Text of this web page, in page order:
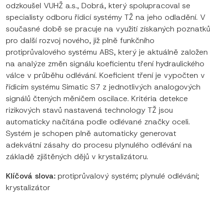
odzkoušel VUHŽ a.s., Dobrá, který spolupracoval se
specialisty odboru řídicí systémy TŽ na jeho odladění. V
současné době se pracuje na využití získaných poznatků
pro další rozvoj nového, již plně funkčního
protiprůvalového systému ABS, který je aktuálně založen
na analýze změn signálu koeficientu tření hydraulického
válce v průběhu odlévání. Koeficient tření je vypočten v
řídicím systému Simatic S7 z jednotlivých analogových
signálů čtených měničem oscilace. Kritéria detekce
rizikových stavů nastavená technology TŽ jsou
automaticky načítána podle odlévané značky oceli.
Systém je schopen plně automaticky generovat
adekvátní zásahy do procesu plynulého odlévání na
základě zjištěných dějů v krystalizátoru.
Klíčová slova: protiprůvalový systém; plynulé odlévání;
krystalizátor